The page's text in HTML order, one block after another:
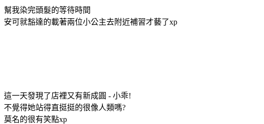
幫我染完頭髮的等待時間
安可就豁達的載著兩位小公主去附近補習才藝了xp
這一天發現了店裡又有新成圓 - 小乖!
不覺得她站得直挺挺的很像人類嗎?
莫名的很有笑點xp